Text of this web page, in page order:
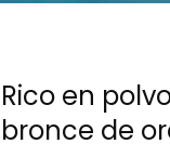
Rico en
bronce de